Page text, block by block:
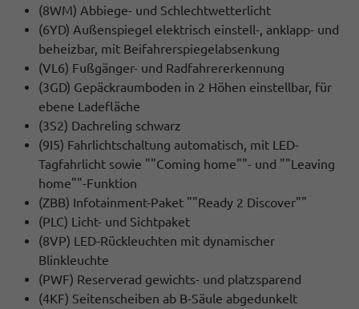
(8WM) Abbiege- und Schlechtwetterlicht
(6YD) Außenspiegel elektrisch einstell-, anklapp- und
beheizbar, mit Beifahrerspiegelabsenkung
(VL6) Fußgänger- und Radfahrererkennung
(3GD) Gepäckraumboden in 2 Höhen einstellbar, für
ebene Ladefläche
(3S2) Dachreling schwarz
(9I5) Fahrlichtschaltung automatisch, mit LED-
Tagfahrlicht sowie ""Coming home""- und ""Leaving
home""-Funktion
(ZBB) Infotainment-Paket ""Ready 2 Discover""
(PLC) Licht- und Sichtpaket
(8VP) LED-Rückleuchten mit dynamischer
Blinkleuchte
(PWF) Reserverad gewichts- und platzsparend
(4KF) Seitenscheiben ab B-Säule abgedunkelt